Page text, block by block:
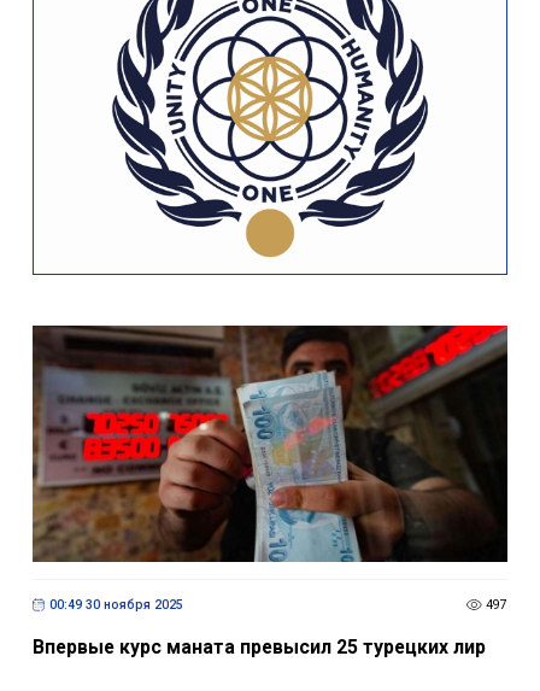
00:49 30 ноября 2025 497
Впервые курс маната превысил 25 турецких лир